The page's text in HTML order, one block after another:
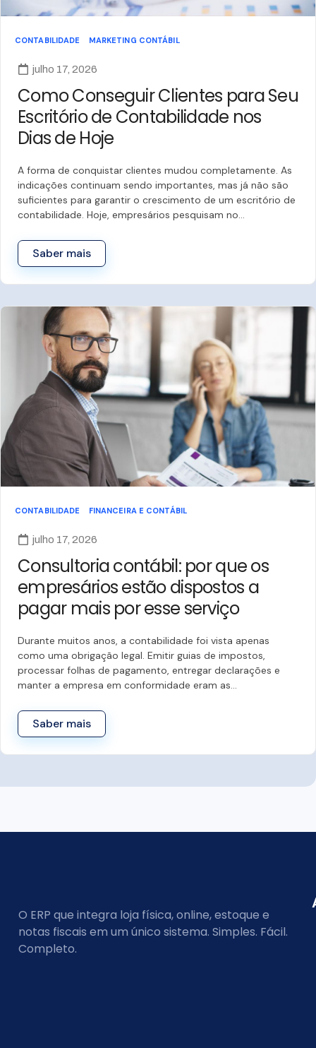
CONTABILIDADE MARKETING CONTÁBIL
julho 17, 2026
Como Conseguir Clientes para Seu
Escritório de Contabilidade nos
Dias de Hoje
A forma de conquistar clientes mudou completamente. As
indicações continuam sendo importantes, mas já não são
suficientes para garantir o crescimento de um escritório de
contabilidade. Hoje, empresários pesquisam no…
Saber mais
CONTABILIDADE FINANCEIRA E CONTÁBIL
julho 17, 2026
Consultoria contábil: por que os
empresários estão dispostos a
pagar mais por esse serviço
Durante muitos anos, a contabilidade foi vista apenas
como uma obrigação legal. Emitir guias de impostos,
processar folhas de pagamento, entregar declarações e
manter a empresa em conformidade eram as…
Saber mais
O ERP que integra loja física, online, estoque e
notas fiscais em um único sistema. Simples. Fácil.
Completo.